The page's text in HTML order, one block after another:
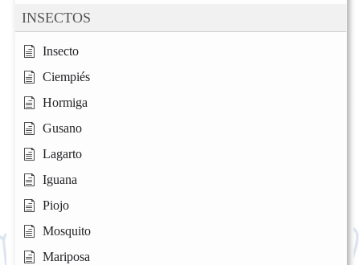
INSECTOS
Insecto
Ciempiés
Hormiga
Gusano
Lagarto
Iguana
Piojo
Mosquito
Mariposa